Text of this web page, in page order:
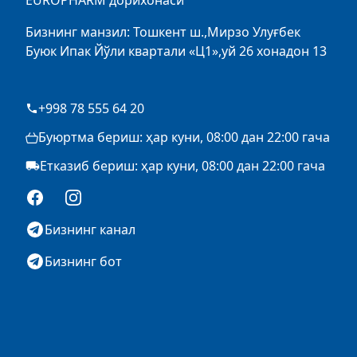
Бизнинг манзил: Тошкент ш.,Мирзо Улуғбек
Буюк Ипак Йўли квартали «Ц1»,уй 26 хонадон 13
+998 78 555 64 20
Буюртма бериш: ҳар куни, 08:00 дан 22:00 гача
Етказиб бериш: ҳар куни, 08:00 дан 22:00 гача
FacebookInstagram
Бизнинг канал
Бизнинг бот